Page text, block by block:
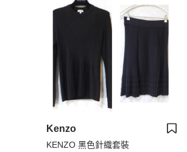
Kenzo
KENZO 黑色針織套裝